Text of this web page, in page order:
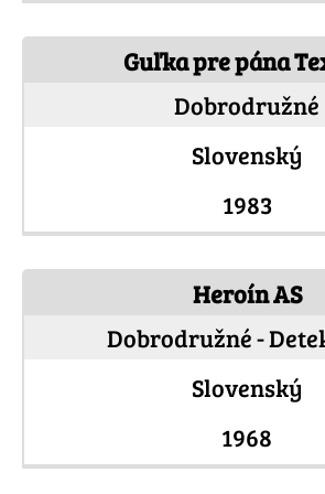
Guľka pre pána
Dobrodružné
Slovenský
1983
Heroín AS
Dobrodružné -
Slovenský
1968